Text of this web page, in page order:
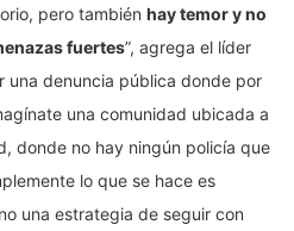
pero también hay temor y no
fuertes”, agrega el líder
una denuncia pública donde por
una comunidad ubicada a
donde no hay ningún policía que
lo que se hace es
una estrategia de seguir con